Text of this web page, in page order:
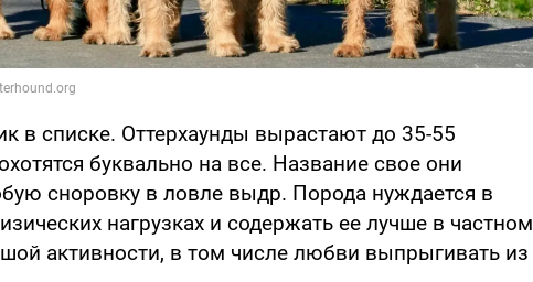
в списке. Оттерхаунды вырастают до 35-55
буквально на все. Название свое они
сноровку в ловле выдр. Порода нуждается в
нагрузках и содержать ее лучше в частном
активности, в том числе любви выпрыгивать из